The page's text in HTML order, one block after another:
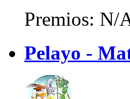
Premios: N/
Pelayo -